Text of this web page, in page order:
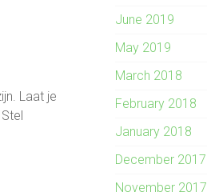
Laat je
June 2019
May 2019
March 2018
February 2018
January 2018
December 2017
November 2017